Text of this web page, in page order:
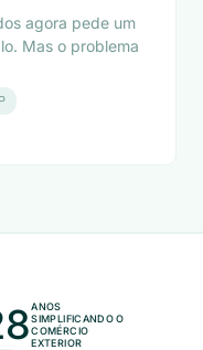
agora pede um
Mas o problema
ANOS
SIMPLIFICANDO O
COMÉRCIO
EXTERIOR